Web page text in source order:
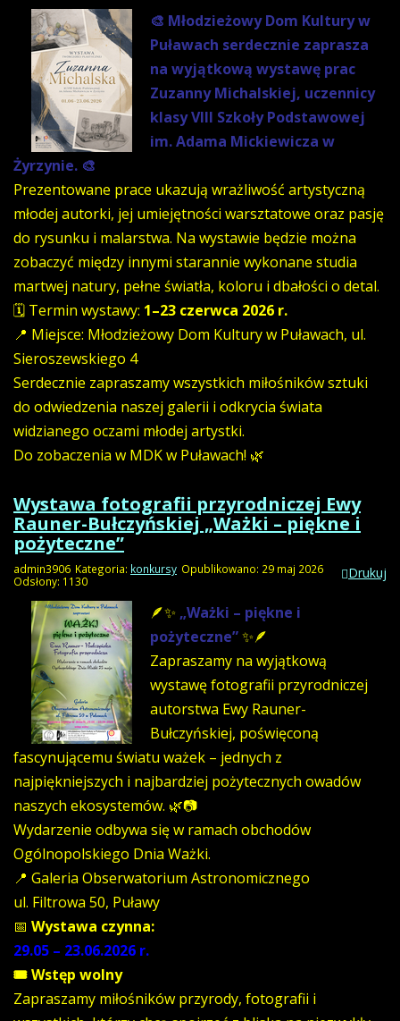
🎨 Młodzieżowy Dom Kultury w
Puławach serdecznie zaprasza
na wyjątkową wystawę prac
Zuzanny Michalskiej, uczennicy
klasy VIII Szkoły Podstawowej
im. Adama Mickiewicza w
Żyrzynie. 🎨
Prezentowane prace ukazują wrażliwość artystyczną
młodej autorki, jej umiejętności warsztatowe oraz pasję
do rysunku i malarstwa. Na wystawie będzie można
zobaczyć między innymi starannie wykonane studia
martwej natury, pełne światła, koloru i dbałości o detal.
🗓 Termin wystawy: 1–23 czerwca 2026 r.
📍 Miejsce: Młodzieżowy Dom Kultury w Puławach, ul.
Sieroszewskiego 4
Serdecznie zapraszamy wszystkich miłośników sztuki
do odwiedzenia naszej galerii i odkrycia świata
widzianego oczami młodej artystki.
Do zobaczenia w MDK w Puławach! 🌿
Wystawa fotografii przyrodniczej Ewy
Rauner-Bułczyńskiej „Ważki – piękne i
pożyteczne”
Drukuj
admin3906 Kategoria: konkursy Opublikowano: 29 maj 2026
Odsłony: 1130
🪶✨ „Ważki – piękne i
pożyteczne”✨🪶
Zapraszamy na wyjątkową
wystawę fotografii przyrodniczej
autorstwa Ewy Rauner-
Bułczyńskiej, poświęconą
fascynującemu światu ważek – jednych z
najpiękniejszych i najbardziej pożytecznych owadów
naszych ekosystemów. 🌿📷
Wydarzenie odbywa się w ramach obchodów
Ogólnopolskiego Dnia Ważki.
📍 Galeria Obserwatorium Astronomicznego
ul. Filtrowa 50, Puławy
📅 Wystawa czynna:
29.05 – 23.06.2026 r.
🎟 Wstęp wolny
Zapraszamy miłośników przyrody, fotografii i